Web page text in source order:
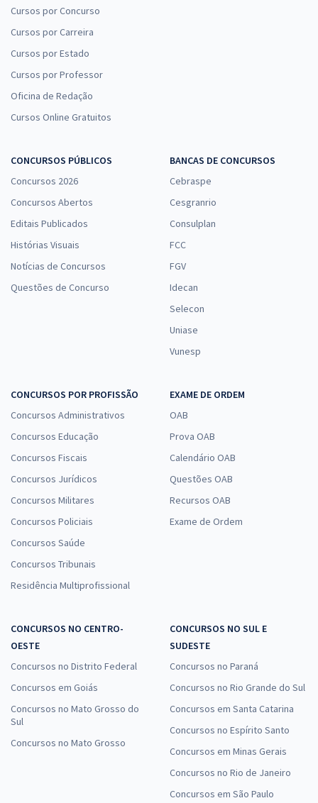
Cursos por Concurso
Cursos por Carreira
Cursos por Estado
Cursos por Professor
Oficina de Redação
Cursos Online Gratuitos
CONCURSOS PÚBLICOS
Concursos 2026
Concursos Abertos
Editais Publicados
Histórias Visuais
Notícias de Concursos
Questões de Concurso
BANCAS DE CONCURSOS
Cebraspe
Cesgranrio
Consulplan
FCC
FGV
Idecan
Selecon
Uniase
Vunesp
CONCURSOS POR PROFISSÃO
Concursos Administrativos
Concursos Educação
Concursos Fiscais
Concursos Jurídicos
Concursos Militares
Concursos Policiais
Concursos Saúde
Concursos Tribunais
Residência Multiprofissional
EXAME DE ORDEM
OAB
Prova OAB
Calendário OAB
Questões OAB
Recursos OAB
Exame de Ordem
CONCURSOS NO CENTRO-
OESTE
Concursos no Distrito Federal
Concursos em Goiás
Concursos no Mato Grosso do
Sul
Concursos no Mato Grosso
CONCURSOS NO SUL E
SUDESTE
Concursos no Paraná
Concursos no Rio Grande do Sul
Concursos em Santa Catarina
Concursos no Espírito Santo
Concursos em Minas Gerais
Concursos no Rio de Janeiro
Concursos em São Paulo